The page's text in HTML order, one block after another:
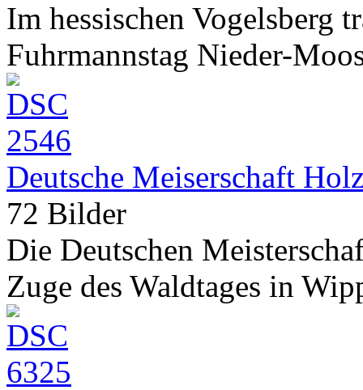
Im hessischen Vogelsberg
Fuhrmannstag Nieder-
Deutsche Meiserschaft
72 Bilder
Die Deutschen
Zuge des Waldtages in